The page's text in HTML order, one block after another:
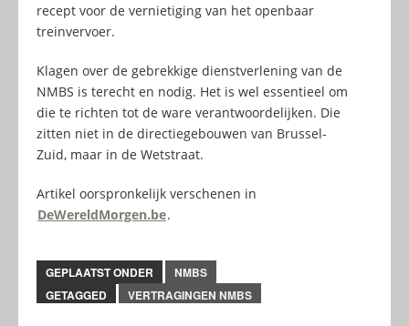
recept voor de vernietiging van het openbaar
treinvervoer.
Klagen over de gebrekkige dienstverlening van de
NMBS is terecht en nodig. Het is wel essentieel om
die te richten tot de ware verantwoordelijken. Die
zitten niet in de directiegebouwen van Brussel-
Zuid, maar in de Wetstraat.
Artikel oorspronkelijk verschenen in
DeWereldMorgen.be.
GEPLAATST ONDER
NMBS
GETAGGED
VERTRAGINGEN NMBS